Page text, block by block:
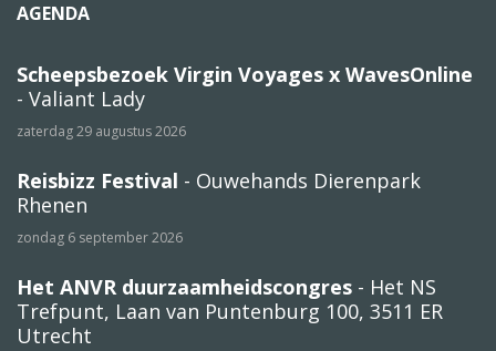
AGENDA
Scheepsbezoek Virgin Voyages x WavesOnline
- Valiant Lady
zaterdag 29 augustus 2026
Reisbizz Festival - Ouwehands Dierenpark
Rhenen
zondag 6 september 2026
Het ANVR duurzaamheidscongres - Het NS
Trefpunt, Laan van Puntenburg 100, 3511 ER
Utrecht